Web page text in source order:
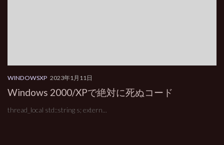
WINDOWSXP 2023年1月11日
Windows 2000/XPで絶対に死ぬコード
thread_local std::string s; extern...